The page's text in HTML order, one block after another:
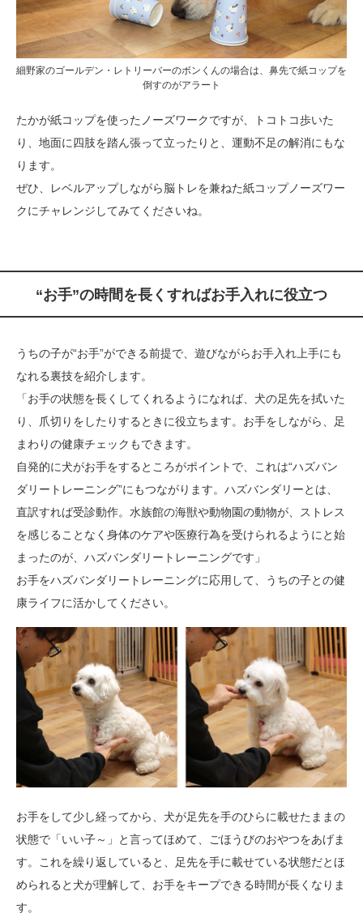
細野家のゴールデン・レトリーバーのボンくんの場合は、鼻先で紙コップを
倒すのがアラート
たかが紙コップを使ったノーズワークですが、トコトコ歩いた
り、地面に四肢を踏ん張って立ったりと、運動不足の解消にもな
ります。
ぜひ、レベルアップしながら脳トレを兼ねた紙コップノーズワー
クにチャレンジしてみてくださいね。
“お手”の時間を長くすればお手入れに役立つ
うちの子が“お手”ができる前提で、遊びながらお手入れ上手にも
なれる裏技を紹介します。
「お手の状態を長くしてくれるようになれば、犬の足先を拭いた
り、爪切りをしたりするときに役立ちます。お手をしながら、足
まわりの健康チェックもできます。
自発的に犬がお手をするところがポイントで、これは“ハズバン
ダリートレーニング”にもつながります。ハズバンダリーとは、
直訳すれば受診動作。水族館の海獣や動物園の動物が、ストレス
を感じることなく身体のケアや医療行為を受けられるようにと始
まったのが、ハズバンダリートレーニングです」
お手をハズバンダリートレーニングに応用して、うちの子との健
康ライフに活かしてください。
お手をして少し経ってから、犬が足先を手のひらに載せたままの
状態で「いい子～」と言ってほめて、ごほうびのおやつをあげま
す。これを繰り返していると、足先を手に載せている状態だとほ
められると犬が理解して、お手をキープできる時間が長くなりま
す。